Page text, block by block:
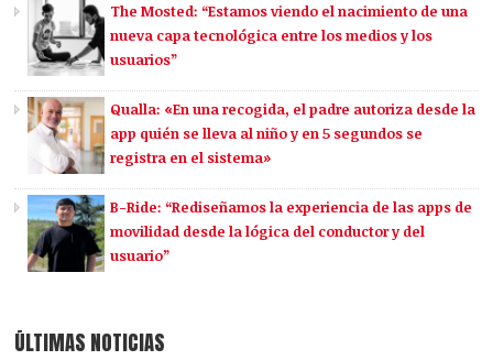
The Mosted: “Estamos viendo el nacimiento de una
nueva capa tecnológica entre los medios y los
usuarios”
Qualla: «En una recogida, el padre autoriza desde la
app quién se lleva al niño y en 5 segundos se
registra en el sistema»
B-Ride: “Rediseñamos la experiencia de las apps de
movilidad desde la lógica del conductor y del
usuario”
ÚLTIMAS NOTICIAS